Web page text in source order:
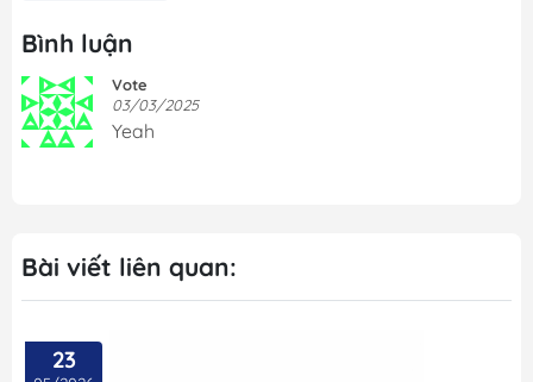
Bình luận
Vote
03/03/2025
Yeah
Bài viết liên quan:
23